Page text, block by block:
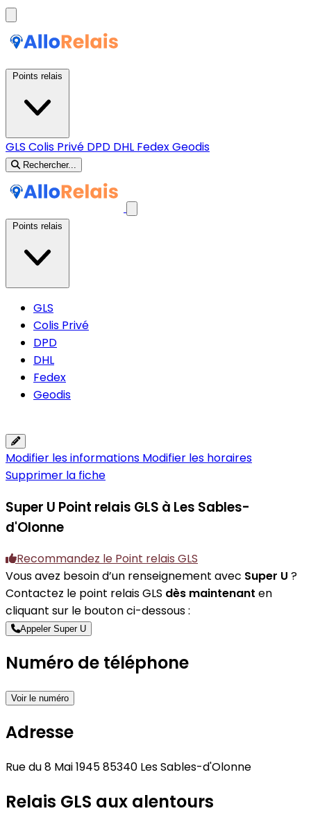
GLS Colis Privé DPD DHL FedexGeodis
Rechercher...
GLS
Colis Privé
DPD
DHL
Fedex
Geodis
Modifier les informations Modifier les horaires
Supprimer la fiche
Super U Point relais GLS à Les Sables-
d'Olonne
Recommandez le Point relais GLS
Vous avez besoin d’un renseignement avec Super U ?
Contactez le point relais GLS dès maintenant en
cliquant sur le bouton ci-dessous :
Appeler Super U
Numéro de téléphone
Voir le numéro
Adresse
Rue du 8 Mai 1945 85340 Les Sables-d'Olonne
Relais GLS aux alentours